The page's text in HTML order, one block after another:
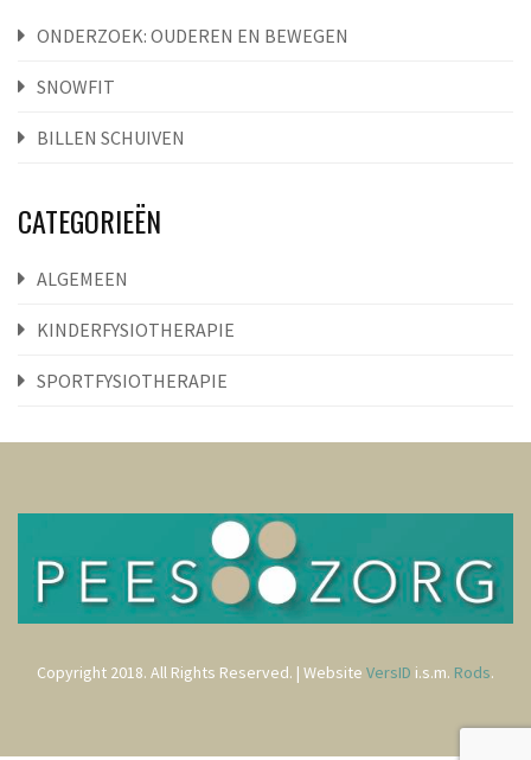
ONDERZOEK: OUDEREN EN BEWEGEN
SNOWFIT
BILLEN SCHUIVEN
CATEGORIEËN
ALGEMEEN
KINDERFYSIOTHERAPIE
SPORTFYSIOTHERAPIE
Copyright 2018. All Rights Reserved. | Website VersID i.s.m. Rods.